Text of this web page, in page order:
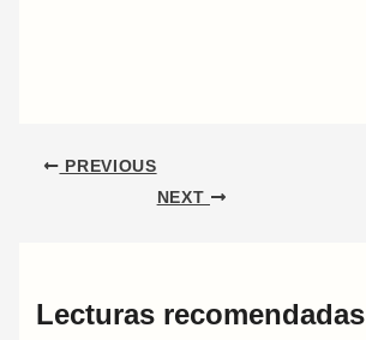
PREVIOUS
NEXT
Lecturas recomendadas